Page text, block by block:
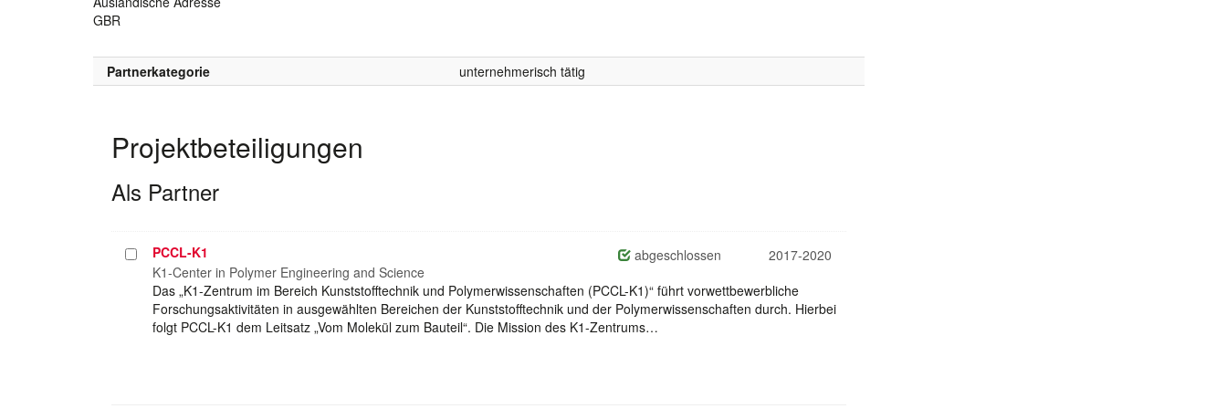
GBR
Partnerkategorie unternehmerisch tätig
Projektbeteiligungen
Als Partner
Projekt
auswählen
PCCL-K1 abgeschlossen
2017-2020
K1-Center in Polymer Engineering and Science
Das „K1-Zentrum im Bereich Kunststofftechnik und Polymerwissenschaften (PCCL-K1)“ führt vorwettbewerbliche
Forschungsaktivitäten in ausgewählten Bereichen der Kunststofftechnik und der Polymerwissenschaften durch. Hierbei
folgt PCCL-K1 dem Leitsatz „Vom Molekül zum Bauteil“. Die Mission des K1-Zentrums…